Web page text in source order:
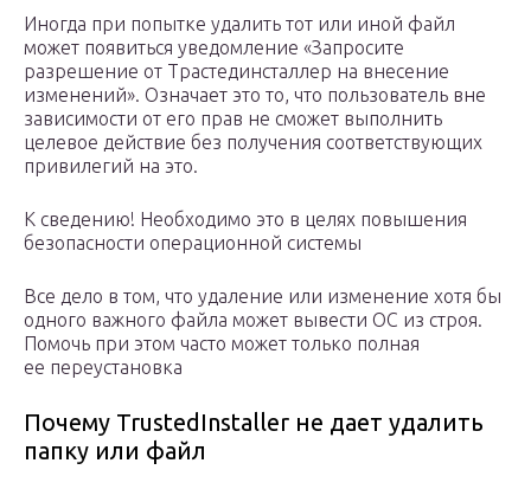
Иногда при попытке удалить тот или иной файл
может появиться уведомление «Запросите
разрешение от Трастединсталлер на внесение
изменений». Означает это то, что пользователь вне
зависимости от его прав не сможет выполнить
целевое действие без получения соответствующих
привилегий на это.
К сведению! Необходимо это в целях повышения
безопасности операционной системы
Все дело в том, что удаление или изменение хотя бы
одного важного файла может вывести ОС из строя.
Помочь при этом часто может только полная
ее переустановка
Почему TrustedInstaller не дает удалить
папку или файл